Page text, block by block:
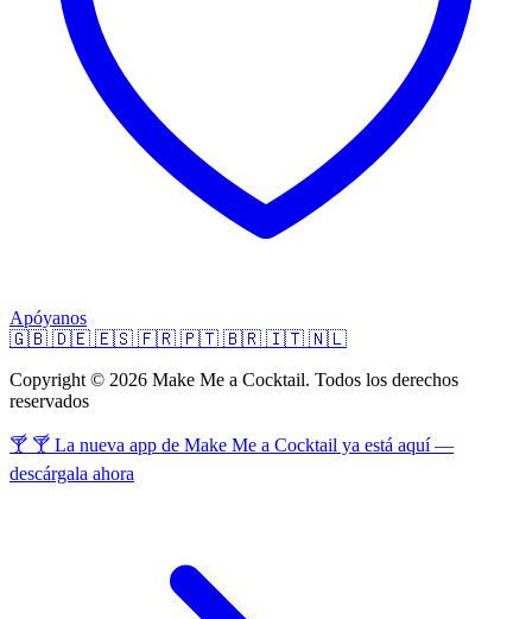
Apóyanos
🇬🇧 🇩🇪 🇪🇸 🇫🇷 🇵🇹 🇧🇷 🇮🇹 🇳🇱
Copyright © 2026 Make Me a Cocktail. Todos los derechos
reservados
🍸 🍸 La nueva app de Make Me a Cocktail ya está aquí —
descárgala ahora